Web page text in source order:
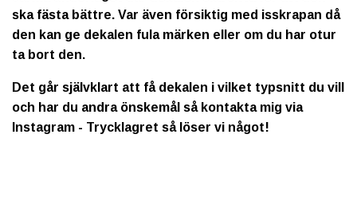
ska fästa bättre. Var även försiktig med isskrapan då
den kan ge dekalen fula märken eller om du har otur
ta bort den.
Det går självklart att få dekalen i vilket typsnitt du vill
och har du andra önskemål så kontakta mig via
Instagram - Trycklagret så löser vi något!